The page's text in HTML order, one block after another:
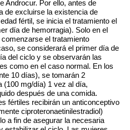
Androcur. Por ello, antes de
de excluirse la existencia de
fértil, se inicia el tratamiento el
día de hemorragia). Solo en el
el tratamiento
se considerará el primer día de
del ciclo y se observarán las
como en el caso normal. En los
10 días), se tomarán 2
(100 mg/día) 1 vez al día,
después de una comida.
fértiles recibirán un anticonceptivo
ciproteronaetinilestradiol)
a fin de asegurar la necesaria